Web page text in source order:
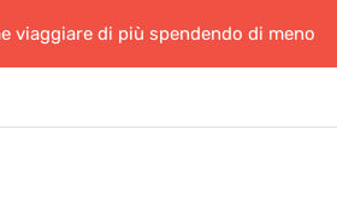
viaggiare di più spendendo di meno